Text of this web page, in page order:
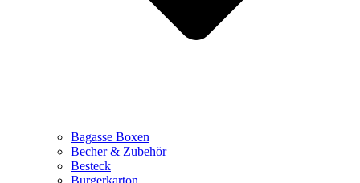
Bagasse Boxen
Becher & Zubehör
Besteck